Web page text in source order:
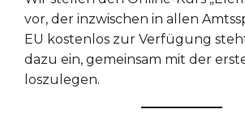
vor, der inzwischen in allen
EU kostenlos zur Verfügung
dazu ein, gemeinsam mit der
loszulegen.